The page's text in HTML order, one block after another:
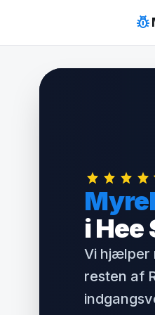
indhold
pest_control
i Hee
Vi hjælper
resten af